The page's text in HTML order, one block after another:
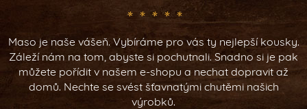
Maso je naše vášeň. Vybíráme pro vás ty nejlepší kousky.
Záleží nám na tom, abyste si pochutnali. Snadno si je pak
můžete pořídit v našem e-shopu a nechat dopravit až
domů. Nechte se svést šťavnatými chutěmi našich
výrobků.